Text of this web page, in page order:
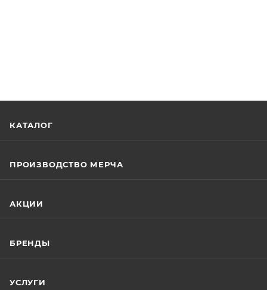
КАТАЛОГ
ПРОИЗВОДСТВО МЕРЧА
АКЦИИ
БРЕНДЫ
УСЛУГИ